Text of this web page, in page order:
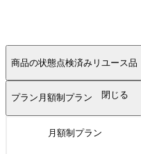
商品の状態点検済みリユース品
プラン 月額制プラン 閉じる
月額制プラン